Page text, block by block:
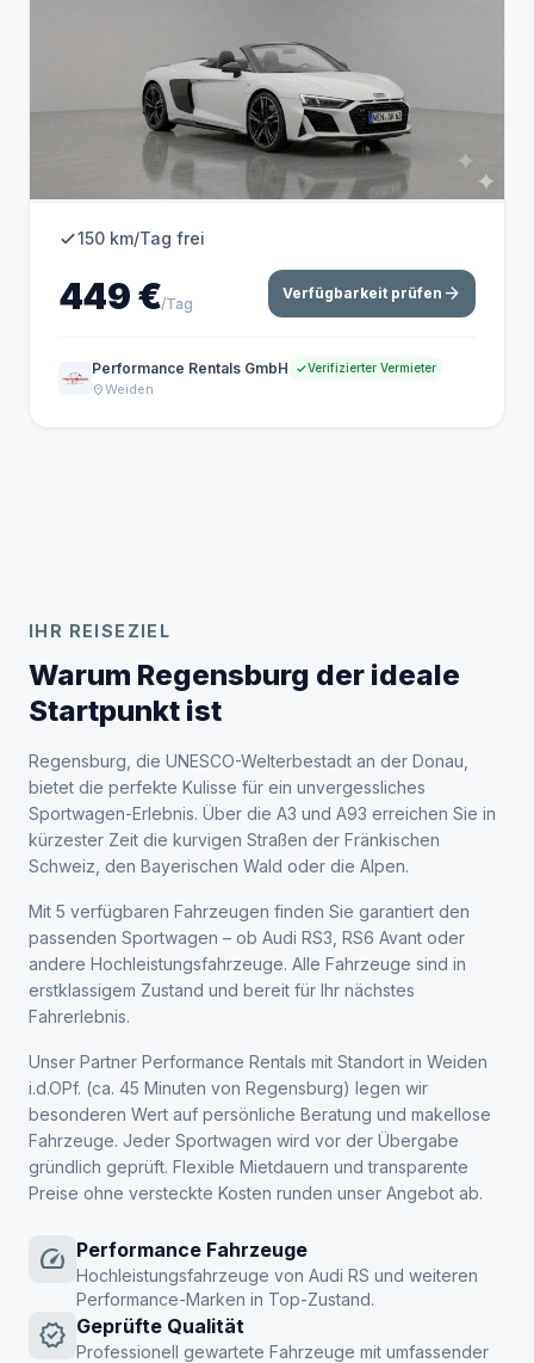
150 km/Tag frei
449 €/Tag
Verfügbarkeit prüfen arrow_forward
Performance Rentals GmbH Verifizierter Vermieter
location_onWeiden
IHR REISEZIEL
Warum Regensburg der ideale
Startpunkt ist
Regensburg, die UNESCO-Welterbestadt an der Donau,
bietet die perfekte Kulisse für ein unvergessliches
Sportwagen-Erlebnis. Über die A3 und A93 erreichen Sie in
kürzester Zeit die kurvigen Straßen der Fränkischen
Schweiz, den Bayerischen Wald oder die Alpen.
Mit 5 verfügbaren Fahrzeugen finden Sie garantiert den
passenden Sportwagen – ob Audi RS3, RS6 Avant oder
andere Hochleistungsfahrzeuge. Alle Fahrzeuge sind in
erstklassigem Zustand und bereit für Ihr nächstes
Fahrerlebnis.
Unser Partner Performance Rentals mit Standort in Weiden
i.d.OPf. (ca. 45 Minuten von Regensburg) legen wir
besonderen Wert auf persönliche Beratung und makellose
Fahrzeuge. Jeder Sportwagen wird vor der Übergabe
gründlich geprüft. Flexible Mietdauern und transparente
Preise ohne versteckte Kosten runden unser Angebot ab.
speed Performance Fahrzeuge
Hochleistungsfahrzeuge von Audi RS und weiteren
Performance-Marken in Top-Zustand.
verified Geprüfte Qualität
Professionell gewartete Fahrzeuge mit umfassender